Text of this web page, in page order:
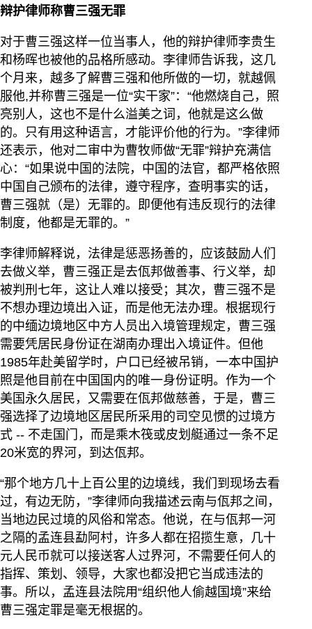
辩护律师称曹三强无罪
对于曹三强这样一位当事人，他的辩护律师李贵生
和杨晖也被他的品格所感动。李律师告诉我，这几
个月来，越多了解曹三强和他所做的一切，就越佩
服他,并称曹三强是一位“实干家”：“他燃烧自己，照
亮别人，这也不是什么溢美之词，他就是这么做
的。只有用这种语言，才能评价他的行为。”李律师
还表示，他对二审中为曹牧师做“无罪”辩护充满信
心：“如果说中国的法院，中国的法官，都严格依照
中国自己颁布的法律，遵守程序，查明事实的话，
曹三强就（是）无罪的。即便他有违反现行的法律
制度，他都是无罪的。”
李律师解释说，法律是惩恶扬善的，应该鼓励人们
去做义举，曹三强正是去佤邦做善事、行义举，却
被判刑七年，这让人难以接受；其次，曹三强不是
不想办理边境出入证，而是他无法办理。根据现行
的中缅边境地区中方人员出入境管理规定，曹三强
需要凭居民身份证在湖南办理出入境证件。但他
1985年赴美留学时，户口已经被吊销，一本中国护
照是他目前在中国国内的唯一身份证明。作为一个
美国永久居民，又需要在佤邦做慈善，于是，曹三
强选择了边境地区居民所采用的司空见惯的过境方
式 -- 不走国门，而是乘木筏或皮划艇通过一条不足
20米宽的界河，到达佤邦。
“那个地方几十上百公里的边境线，我们到现场去看
过，有边无防，”李律师向我描述云南与佤邦之间，
当地边民过境的风俗和常态。他说，在与佤邦一河
之隔的孟连县勐阿村，许多人都在招揽生意，几十
元人民币就可以接送客人过界河，不需要任何人的
指挥、策划、领导，大家也都没把它当成违法的
事。所以，孟连县法院用“组织他人偷越国境”来给
曹三强定罪是毫无根据的。